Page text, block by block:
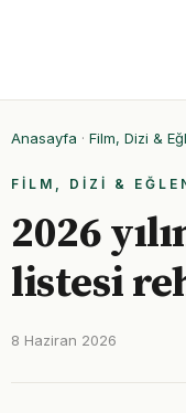
Anasayfa · Film, Dizi &
FILM, DIZI &
2026
listesi
8 Haziran 2026